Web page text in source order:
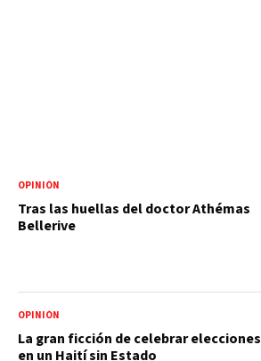
OPINIÓN
Tras las huellas del doctor Athémas
Bellerive
OPINIÓN
La gran ficción de celebrar elecciones
en un Haití sin Estado